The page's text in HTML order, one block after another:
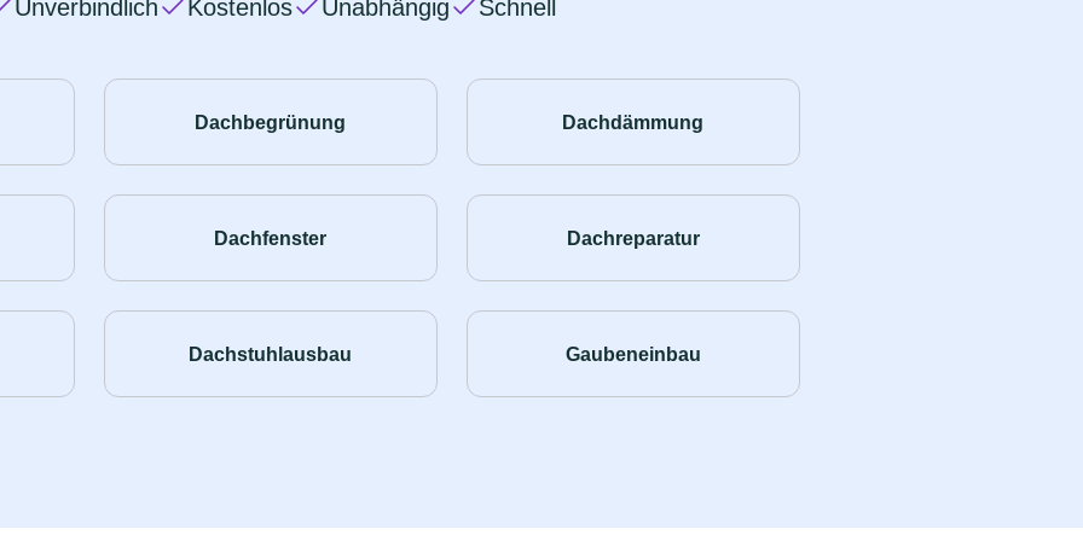
Unverbindlich Kostenlos Unabhängig Schnell
Dachbegrünung Dachdämmung
Dachfenster Dachreparatur
Dachstuhlausbau Gaubeneinbau